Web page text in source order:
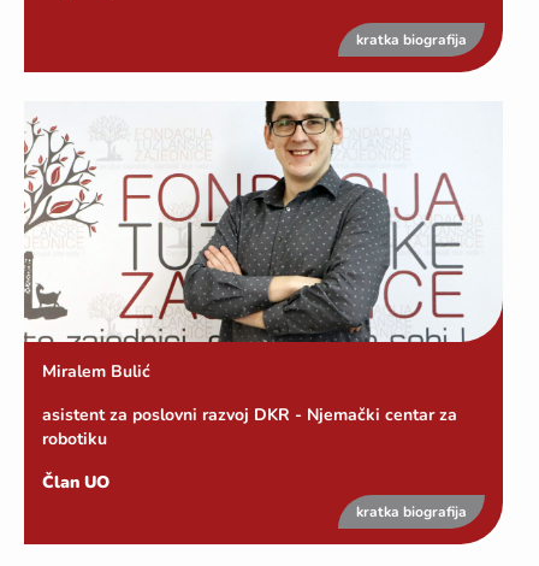
kratka biografija
Miralem Bulić
asistent za poslovni razvoj DKR - Njemački centar za
robotiku
Član UO
kratka biografija